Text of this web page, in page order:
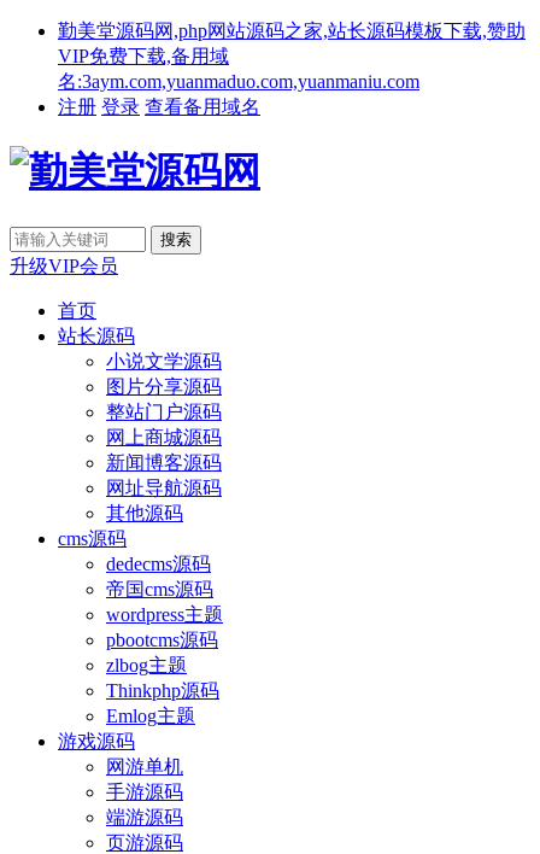
勤美堂源码网,php网站源码之家,站长源码模板下载,赞助
VIP免费下载,备用域
名:3aym.com,yuanmaduo.com,yuanmaniu.com
注册 登录 查看备用域名
升级VIP会员
首页
站长源码
小说文学源码
图片分享源码
整站门户源码
网上商城源码
新闻博客源码
网址导航源码
其他源码
cms源码
dedecms源码
帝国cms源码
wordpress主题
pbootcms源码
zlbog主题
Thinkphp源码
Emlog主题
游戏源码
网游单机
手游源码
端游源码
页游源码